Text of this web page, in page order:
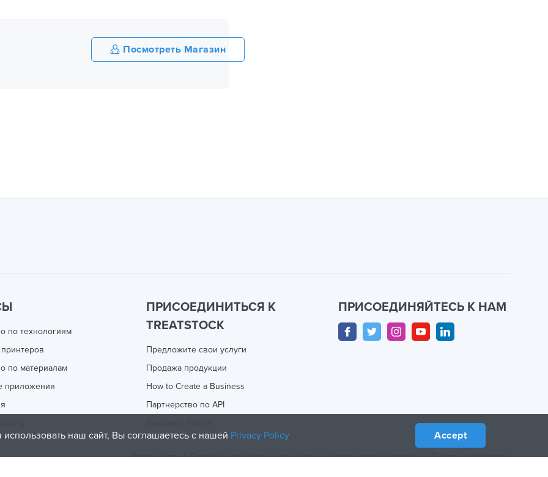
Посмотреть Магазин
по технологиям
по материалам
приложения
ПРИСОЕДИНИТЬСЯ К
TREATSTOCK
Предложите свои услуги
Продажа продукции
How to Create a Business
Партнерство по API
ПРИСОЕДИНЯЙТЕСЬ К НАМ
Карта сайта / Политика конфиденциальности / Условия пользования / Политика возврата
наш сайт, Вы соглашаетесь с нашей Privacy Policy Accept